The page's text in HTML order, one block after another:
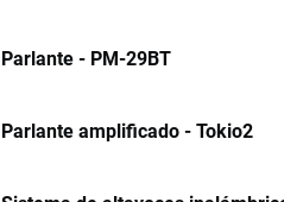
Parlante - PM-29BT
Parlante amplificado - Tokio2